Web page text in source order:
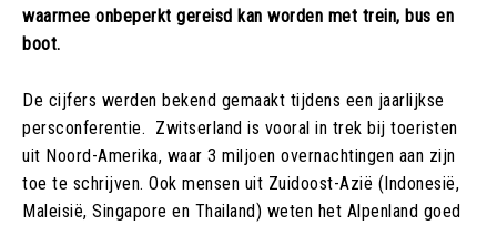
waarmee onbeperkt gereisd kan worden met trein, bus en
boot.
De cijfers werden bekend gemaakt tijdens een jaarlijkse
persconferentie. Zwitserland is vooral in trek bij toeristen
uit Noord-Amerika, waar 3 miljoen overnachtingen aan zijn
toe te schrijven. Ook mensen uit Zuidoost-Azië (Indonesië,
Maleisië, Singapore en Thailand) weten het Alpenland goed